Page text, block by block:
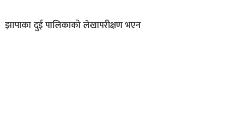
झापाका दुई पालिकाको लेखापरीक्षण भएन